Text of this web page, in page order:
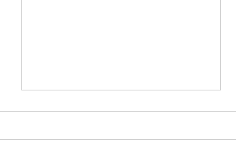
室外用電子鎖可行嗎?
作者: 鄺錦明 Allen Kwong 明達行